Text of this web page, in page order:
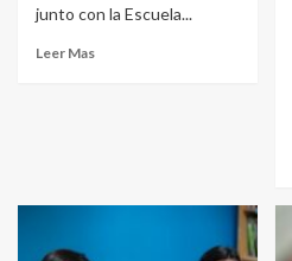
junto con la Escuela...
Leer Mas